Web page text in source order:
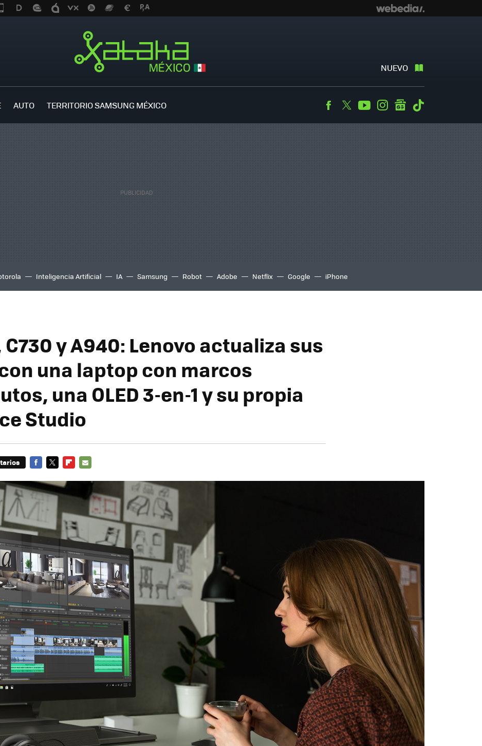
NUEVO
AUTO TERRITORIO SAMSUNG MÉXICO Facebook
TwitterYoutubeInstagramgooglenews
Inteligencia Artificial IA Samsung Robot Adobe Netflix Google iPhone
y A940: Lenovo actualiza sus
una laptop con marcos
una OLED 3-en-1 y su propia
Studio